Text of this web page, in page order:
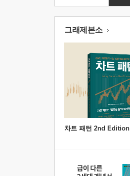
그래제본소
차트 패턴 2nd Edition